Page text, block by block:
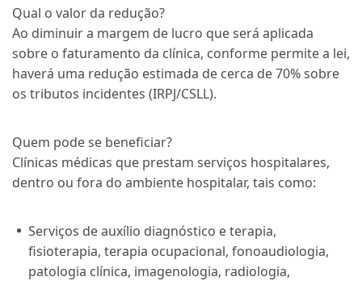
Qual o valor da redução?
Ao diminuir a margem de lucro que será aplicada
sobre o faturamento da clínica, conforme permite a lei,
haverá uma redução estimada de cerca de 70% sobre
os tributos incidentes (IRPJ/CSLL).
Quem pode se beneficiar?
Clínicas médicas que prestam serviços hospitalares,
dentro ou fora do ambiente hospitalar, tais como:
Serviços de auxílio diagnóstico e terapia,
fisioterapia, terapia ocupacional, fonoaudiologia,
patologia clínica, imagenologia, radiologia,